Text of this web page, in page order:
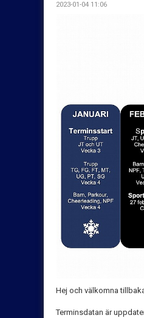
2023-01-04 11:06
Hej och välkomna
Terminsdatan är